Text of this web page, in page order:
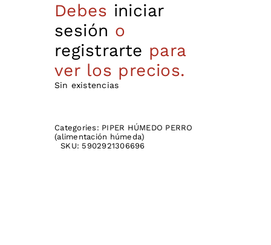
Debes iniciar
sesión o
registrarte para
ver los precios.
Sin existencias
Categories: PIPER HÚMEDO PERRO
(alimentación húmeda)
SKU: 5902921306696